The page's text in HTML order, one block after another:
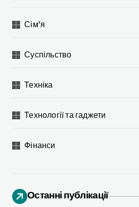
Сім'я
Суспільство
Техніка
Технології та гаджети
Фінанси
Останні публікації